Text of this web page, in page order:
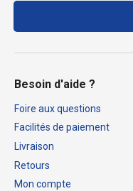
Besoin d'aide ?
Foire aux questions
Facilités de paiement
Livraison
Retours
Mon compte